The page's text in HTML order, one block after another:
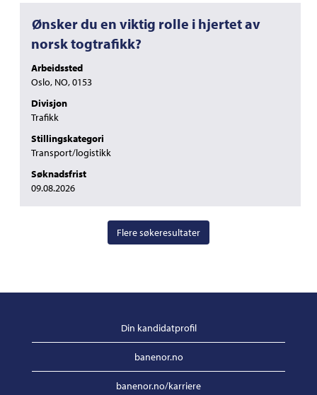
Tittel
Ønsker du en viktig rolle i hjertet av
norsk togtrafikk?
Arbeidssted
Oslo, NO, 0153
Divisjon
Trafikk
Stillingskategori
Transport/logistikk
Søknadsfrist
09.08.2026
Velg
mellomromstasten
for
å
det
fullstendige
innholdet
i
jobbinformasjonen.
Flere søkeresultater
Din kandidatprofil
banenor.no
banenor.no/karriere